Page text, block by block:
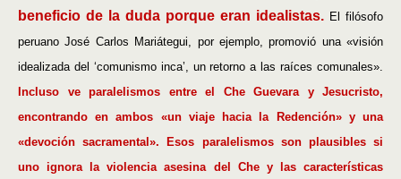
beneficio de la duda porque eran idealistas. El filósofo
peruano José Carlos Mariátegui, por ejemplo, promovió una «visión
idealizada del ‘comunismo inca’, un retorno a las raíces comunales».
Incluso ve paralelismos entre el Che Guevara y Jesucristo,
encontrando en ambos «un viaje hacia la Redención» y una
«devoción sacramental». Esos paralelismos son plausibles si
uno ignora la violencia asesina del Che y las características